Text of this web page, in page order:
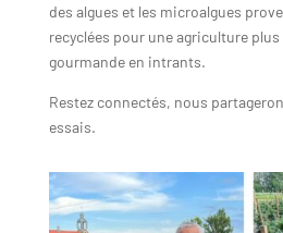
des algues et les microalgues
recyclées pour une agriculture
gourmande en intrants.
Restez connectés, nous
essais.